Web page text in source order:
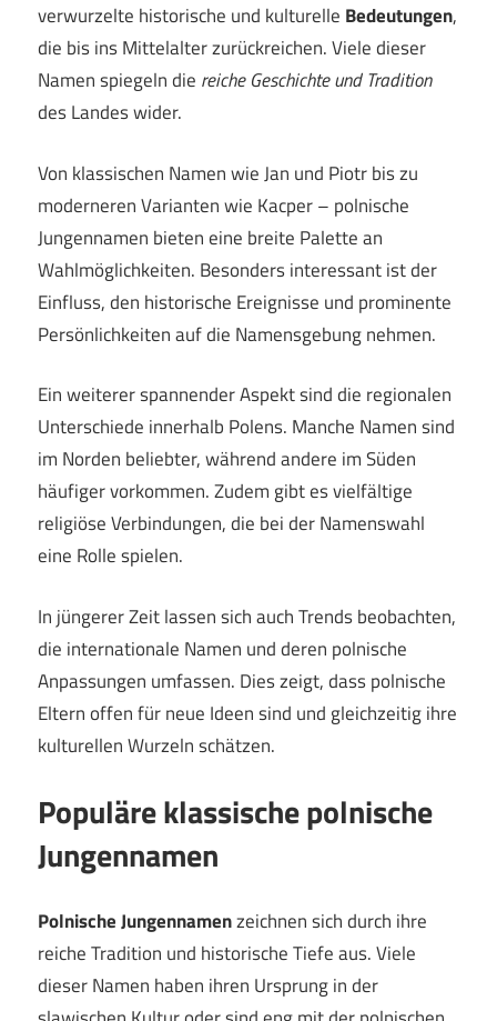
verwurzelte historische und kulturelle Bedeutungen,
die bis ins Mittelalter zurückreichen. Viele dieser
Namen spiegeln die reiche Geschichte und Tradition
des Landes wider.
Von klassischen Namen wie Jan und Piotr bis zu
moderneren Varianten wie Kacper – polnische
Jungennamen bieten eine breite Palette an
Wahlmöglichkeiten. Besonders interessant ist der
Einfluss, den historische Ereignisse und prominente
Persönlichkeiten auf die Namensgebung nehmen.
Ein weiterer spannender Aspekt sind die regionalen
Unterschiede innerhalb Polens. Manche Namen sind
im Norden beliebter, während andere im Süden
häufiger vorkommen. Zudem gibt es vielfältige
religiöse Verbindungen, die bei der Namenswahl
eine Rolle spielen.
In jüngerer Zeit lassen sich auch Trends beobachten,
die internationale Namen und deren polnische
Anpassungen umfassen. Dies zeigt, dass polnische
Eltern offen für neue Ideen sind und gleichzeitig ihre
kulturellen Wurzeln schätzen.
Populäre klassische polnische
Jungennamen
Polnische Jungennamenzeichnen sich durch ihre
reiche Tradition und historische Tiefe aus. Viele
dieser Namen haben ihren Ursprung in der